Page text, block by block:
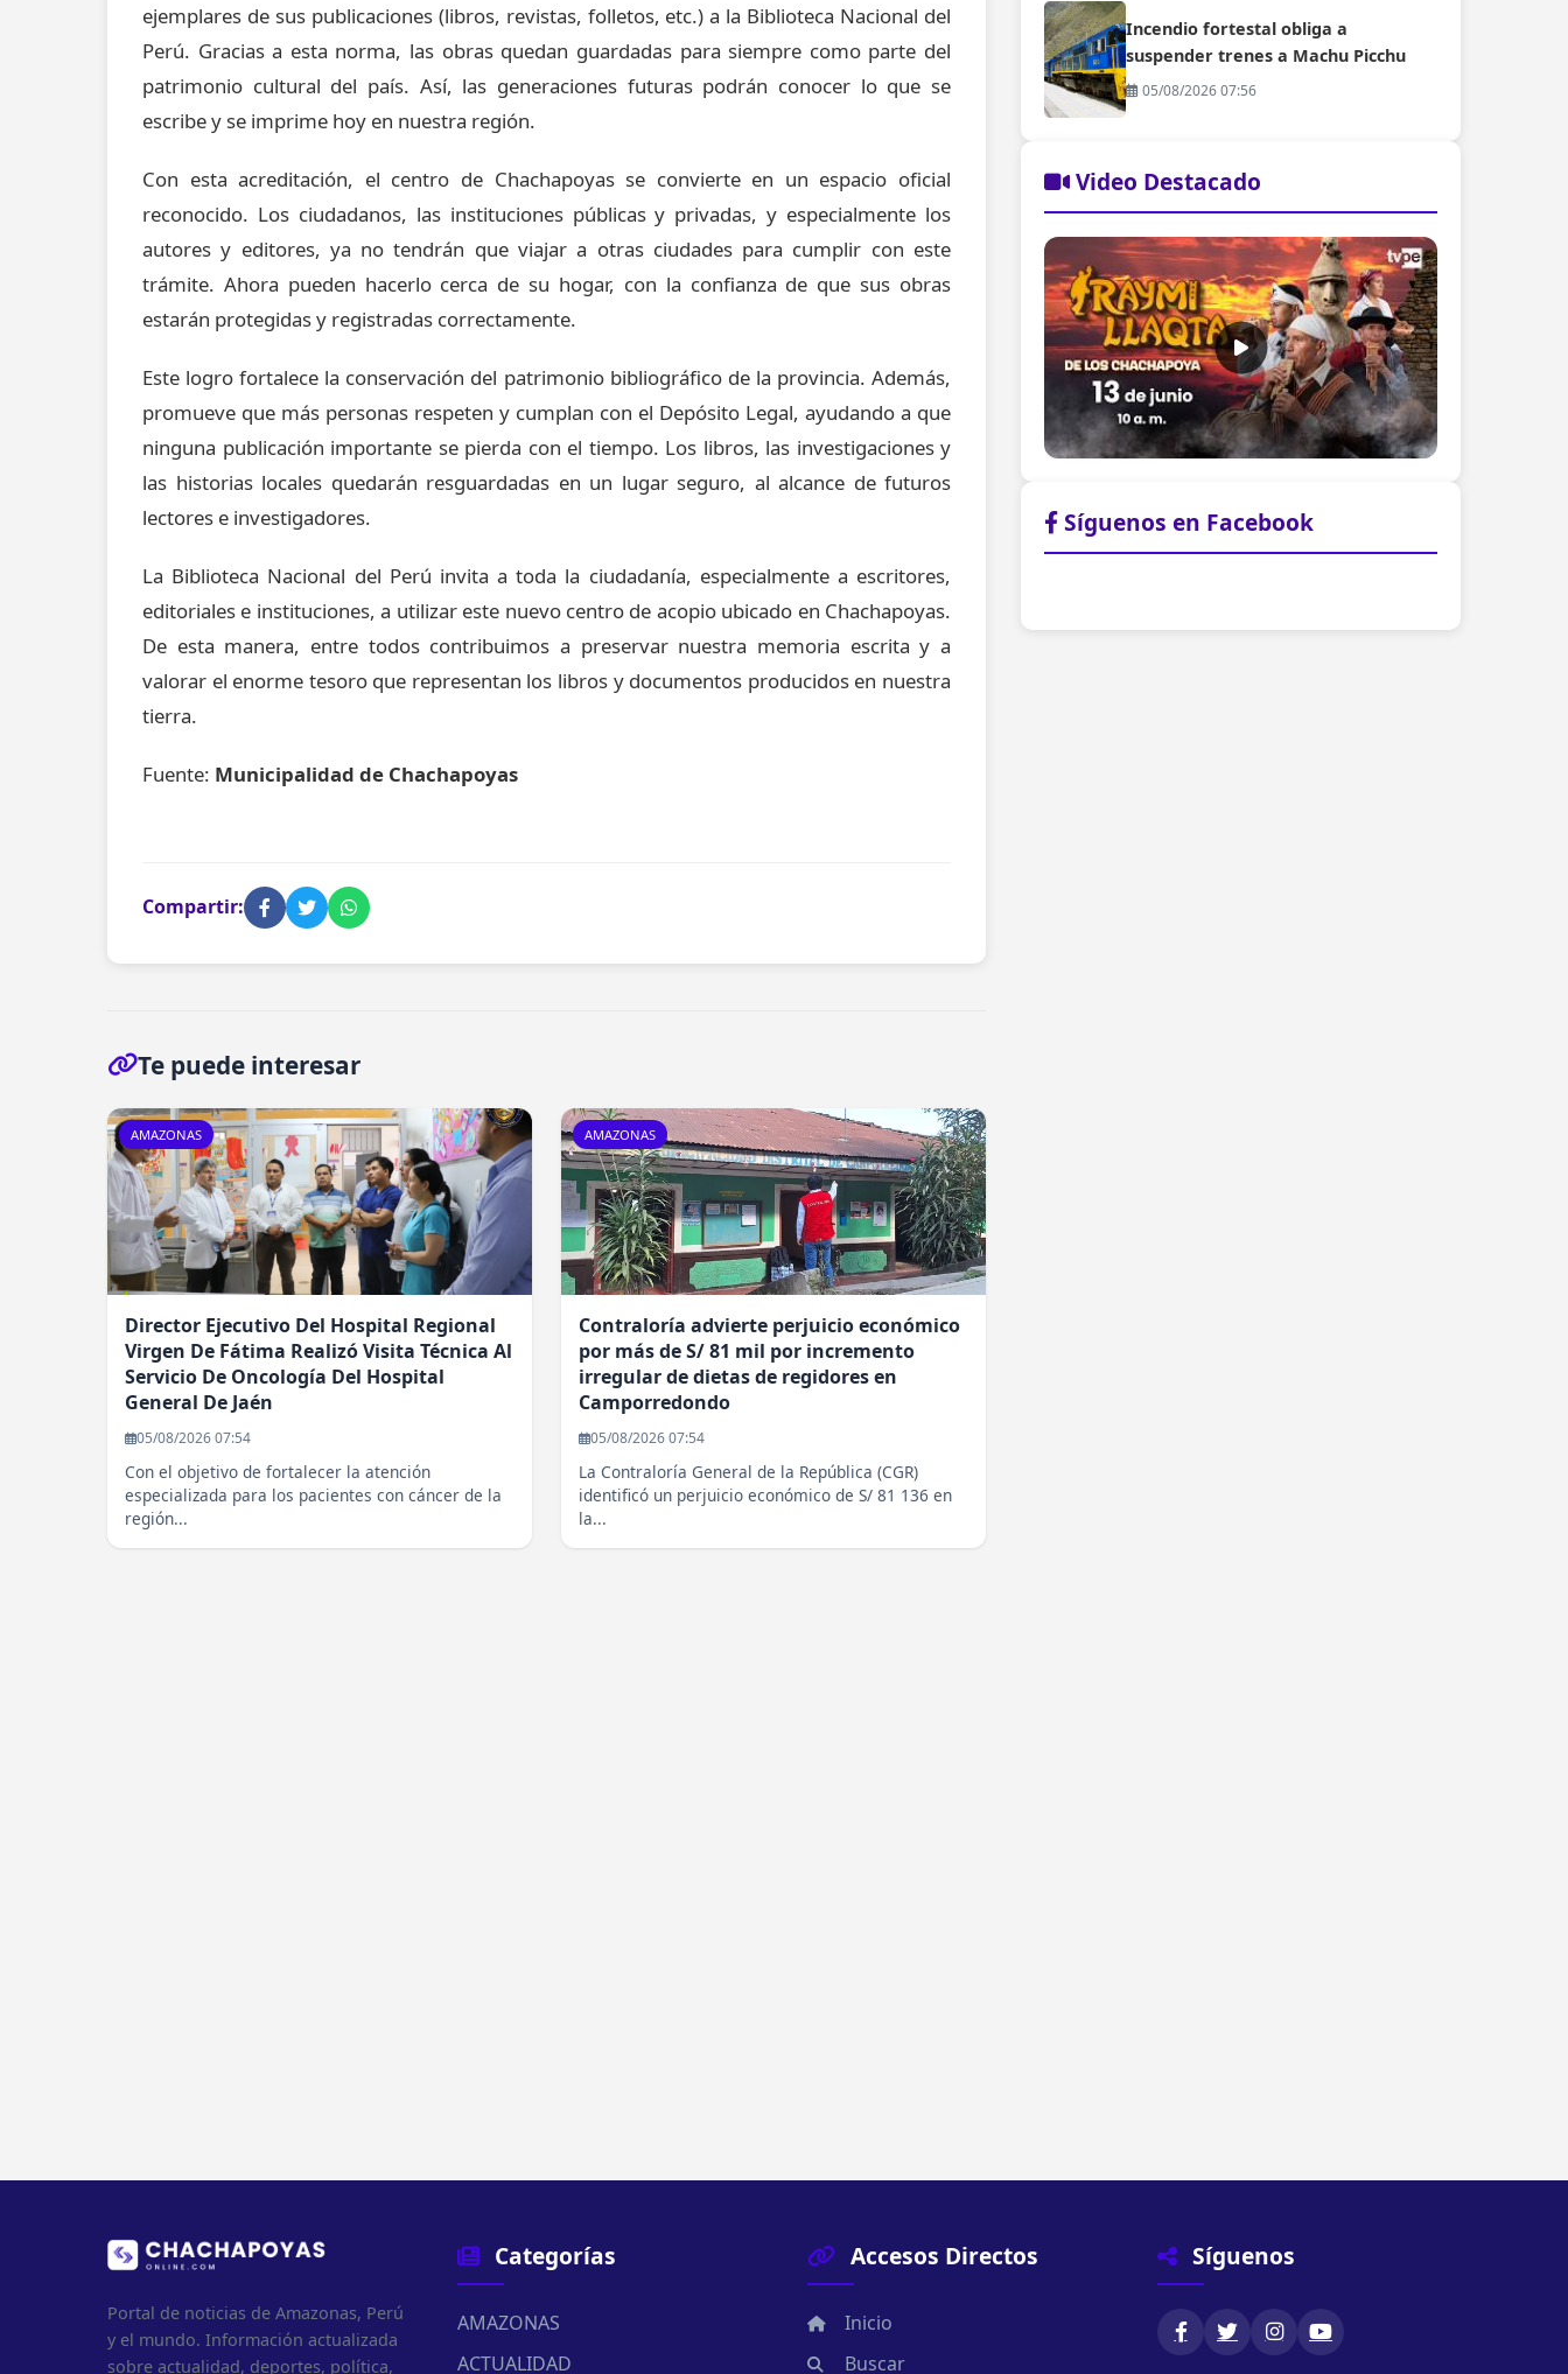
ejemplares de sus publicaciones (libros, revistas, folletos, etc.) a la Biblioteca Nacional del
Perú. Gracias a esta norma, las obras quedan guardadas para siempre como parte del
patrimonio cultural del país. Así, las generaciones futuras podrán conocer lo que se
escribe y se imprime hoy en nuestra región.
Con esta acreditación, el centro de Chachapoyas se convierte en un espacio oficial
reconocido. Los ciudadanos, las instituciones públicas y privadas, y especialmente los
autores y editores, ya no tendrán que viajar a otras ciudades para cumplir con este
trámite. Ahora pueden hacerlo cerca de su hogar, con la confianza de que sus obras
estarán protegidas y registradas correctamente.
Este logro fortalece la conservación del patrimonio bibliográfico de la provincia. Además,
promueve que más personas respeten y cumplan con el Depósito Legal, ayudando a que
ninguna publicación importante se pierda con el tiempo. Los libros, las investigaciones y
las historias locales quedarán resguardadas en un lugar seguro, al alcance de futuros
lectores e investigadores.
La Biblioteca Nacional del Perú invita a toda la ciudadanía, especialmente a escritores,
editoriales e instituciones, a utilizar este nuevo centro de acopio ubicado en Chachapoyas.
De esta manera, entre todos contribuimos a preservar nuestra memoria escrita y a
valorar el enorme tesoro que representan los libros y documentos producidos en nuestra
tierra.
Fuente: Municipalidad de Chachapoyas
Compartir:
Te puede interesar
AMAZONAS
Director Ejecutivo Del Hospital Regional
Virgen De Fátima Realizó Visita Técnica Al
Servicio De Oncología Del Hospital
General De Jaén
05/08/2026 07:54
Con el objetivo de fortalecer la atención
especializada para los pacientes con cáncer de la
región...
AMAZONAS
Contraloría advierte perjuicio económico
por más de S/ 81 mil por incremento
irregular de dietas de regidores en
Camporredondo
05/08/2026 07:54
La Contraloría General de la República (CGR)
identificó un perjuicio económico de S/ 81 136 en
la...
Incendio fortestal obliga a
suspender trenes a Machu Picchu
05/08/2026 07:56
Video Destacado
Síguenos en Facebook
Portal de noticias de Amazonas, Perú
y el mundo. Información actualizada
sobre actualidad, deportes, política,
Categorías
AMAZONAS
ACTUALIDAD
Accesos Directos
Inicio
Buscar
Síguenos